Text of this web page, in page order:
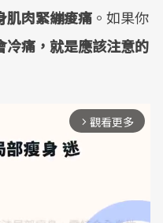
肌肉緊繃痠痛 。如果你
冷痛，就是應該注意的
arrow_forward_ios 觀看更多